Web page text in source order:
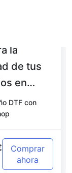
la
de tus
en
DTF con
Comprar
ahora